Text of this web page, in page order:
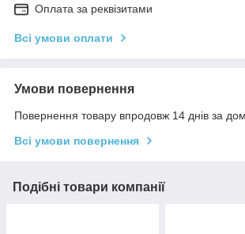
Оплата за реквізитами
Всі умови оплати
Умови повернення
Повернення товару впродовж 14 днів за
Всі умови повернення
Подібні товари компанії